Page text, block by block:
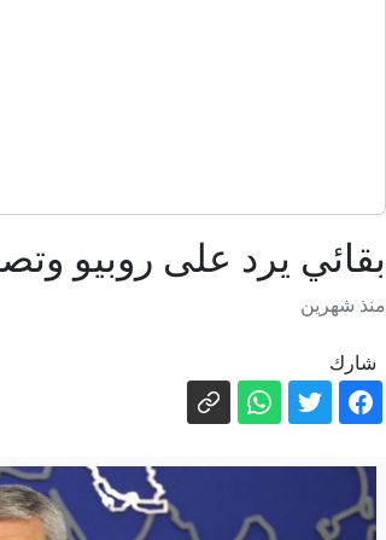
بقائي يرد على روبيو
منذ شهرين
شارك